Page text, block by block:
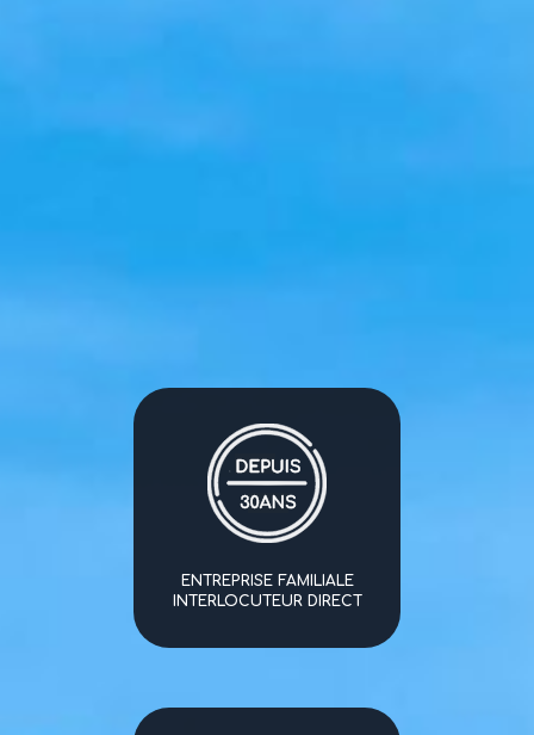
ENTREPRISE FAMILIALE
INTERLOCUTEUR DIRECT